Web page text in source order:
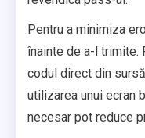
Pentru a minimiza
înainte de a-l
codul direct din
utilizarea unui ecran
necesar pot reduce